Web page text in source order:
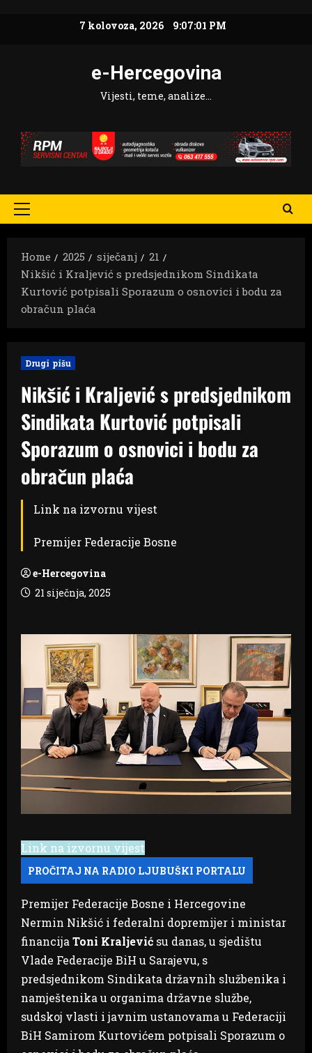
7 kolovoza, 2026 9:07:02 PM
e-Hercegovina
Vijesti, teme, analize…
Primary
Home
2025 siječanj
21
Nikšić i Kraljević s predsjednikom Sindikata
Kurtović potpisali Sporazum o osnovici i bodu za
obračun plaća
Drugi pišu
Nikšić i Kraljević s predsjednikom
Sindikata Kurtović potpisali
Sporazum o osnovici i bodu za
obračun plaća
Link na izvornu vijest
Premijer Federacije Bosne
e-Hercegovina
21 siječnja, 2025
Link na izvornu vijest
Premijer Federacije Bosne i Hercegovine
Nermin Nikšić i federalni dopremijer i ministar
financija Toni Kraljević su danas, u sjedištu
Vlade Federacije BiH u Sarajevu, s
predsjednikom Sindikata državnih službenika i
namještenika u organima državne službe,
sudskoj vlasti i javnim ustanovama u Federaciji
BiH Samirom Kurtovićem potpisali Sporazum o